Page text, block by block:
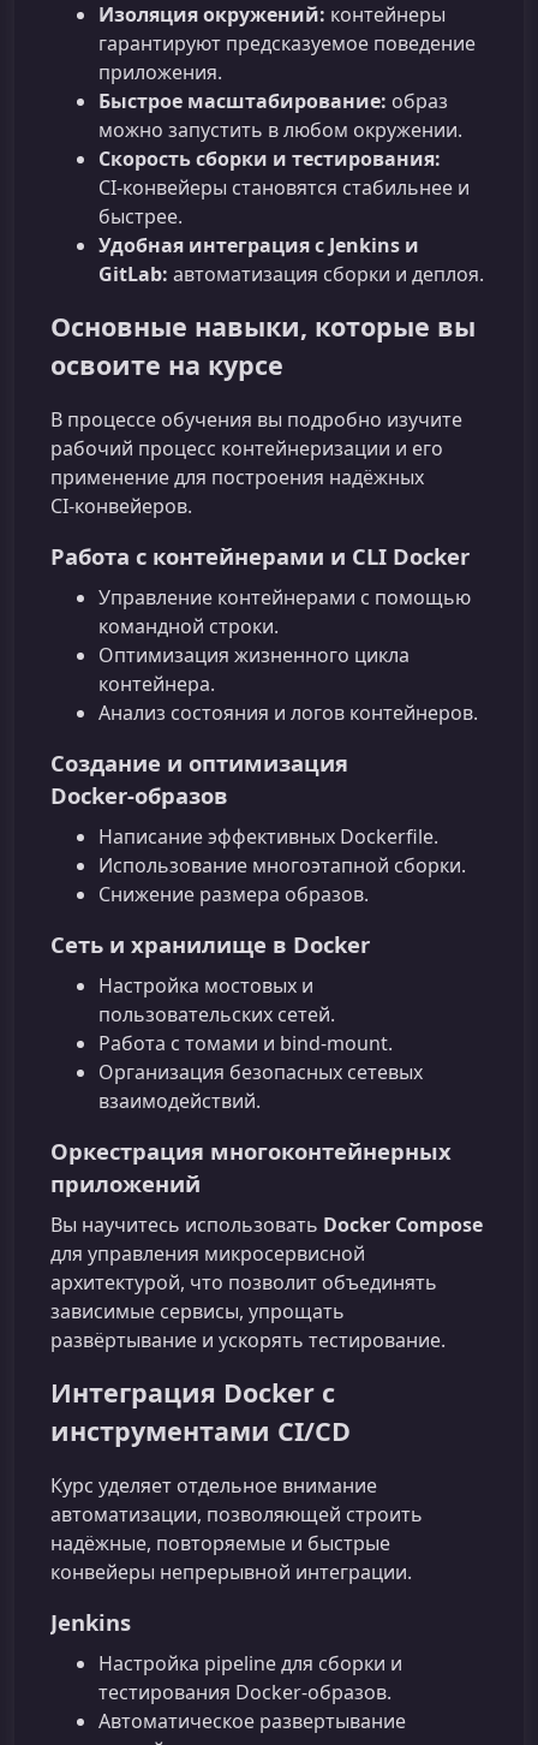
Изоляция окружений: контейнеры
гарантируют предсказуемое поведение
приложения.
Быстрое масштабирование: образ
можно запустить в любом окружении.
Скорость сборки и тестирования:
CI‑конвейеры становятся стабильнее и
быстрее.
Удобная интеграция с Jenkins и
GitLab: автоматизация сборки и деплоя.
Основные навыки, которые вы
освоите на курсе
В процессе обучения вы подробно изучите
рабочий процесс контейнеризации и его
применение для построения надёжных
CI‑конвейеров.
Работа с контейнерами и CLI Docker
Управление контейнерами с помощью
командной строки.
Оптимизация жизненного цикла
контейнера.
Анализ состояния и логов контейнеров.
Создание и оптимизация
Docker‑образов
Написание эффективных Dockerfile.
Использование многоэтапной сборки.
Снижение размера образов.
Сеть и хранилище в Docker
Настройка мостовых и
пользовательских сетей.
Работа с томами и bind‑mount.
Организация безопасных сетевых
взаимодействий.
Оркестрация многоконтейнерных
приложений
Вы научитесь использовать Docker Compose
для управления микросервисной
архитектурой, что позволит объединять
зависимые сервисы, упрощать
развёртывание и ускорять тестирование.
Интеграция Docker с
инструментами CI/CD
Курс уделяет отдельное внимание
автоматизации, позволяющей строить
надёжные, повторяемые и быстрые
конвейеры непрерывной интеграции.
Jenkins
Настройка pipeline для сборки и
тестирования Docker‑образов.
Автоматическое развертывание